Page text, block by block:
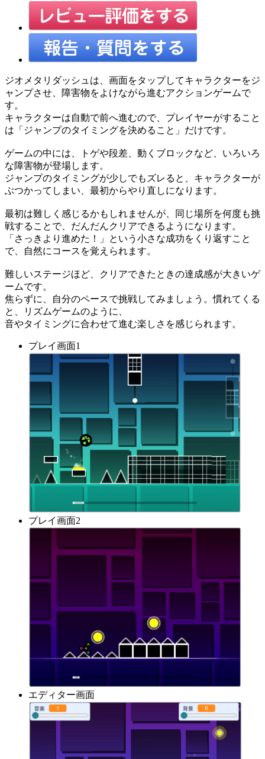
ジオメタリダッシュは、画面をタップしてキャラクターをジ
ャンプさせ、障害物をよけながら進むアクションゲームで
す。
キャラクターは自動で前へ進むので、プレイヤーがすること
は「ジャンプのタイミングを決めること」だけです。
ゲームの中には、トゲや段差、動くブロックなど、いろいろ
な障害物が登場します。
ジャンプのタイミングが少しでもズレると、キャラクターが
ぶつかってしまい、最初からやり直しになります。
最初は難しく感じるかもしれませんが、同じ場所を何度も挑
戦することで、だんだんクリアできるようになります。
「さっきより進めた！」という小さな成功をくり返すこと
で、自然にコースを覚えられます。
難しいステージほど、クリアできたときの達成感が大きいゲ
ームです。
焦らずに、自分のペースで挑戦してみましょう。慣れてくる
と、リズムゲームのように、
音やタイミングに合わせて進む楽しさを感じられます。
プレイ画面1
プレイ画面2
エディター画面